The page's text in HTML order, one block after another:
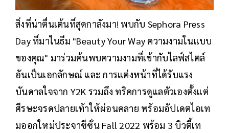
สิ่งที่น่าตื่นเต้นที่สุดกาลังมา! พบกับ Sephora Press
Day ที่มาในธีม "Beauty Your Way ความงามในแบบ
ของคุณ" มาร่วมค้นพบความงามที่เข้ากับไลฟ์สไตล์
อันเป็นเอกลักษณ์ และ การแต่งหน้าที่ได้รับแรง
บันดาลใจจาก Y2K รวมถึง ทริคการดูแลตัวเองตั้งแต่
ศีรษะจรดปลายเท้าให้ผ่อนคลาย พร้อมอัปเดตไอเท
มออกใหม่ประจาซีซั่น Fall 2022 พร้อม 3 บิวตี้เท